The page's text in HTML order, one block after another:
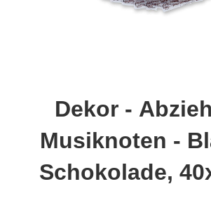
Dekor -
Musiknoten -
Schokolade,